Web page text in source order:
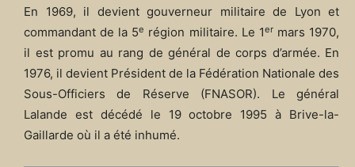
En 1969, il devient gouverneur militaire de Lyon et
commandant de la 5e région militaire. Le 1ermars 1970,
il est promu au rang de général de corps d’armée. En
1976, il devient Président de la Fédération Nationale des
Sous-Officiers de Réserve (FNASOR). Le général
Lalande est décédé le 19 octobre 1995 à Brive-la-
Gaillarde où il a été inhumé.